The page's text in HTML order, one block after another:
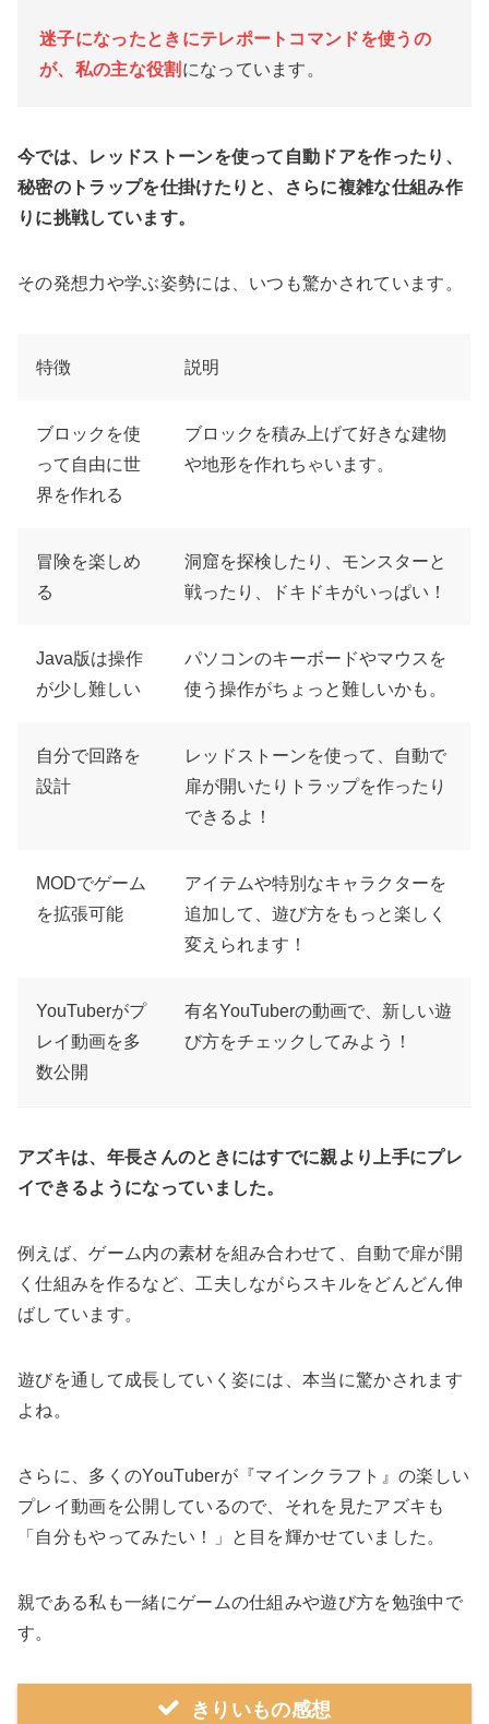
迷子になったときにテレポートコマンドを使うの
が、私の主な役割 になっています。
今では、レッドストーンを使って自動ドアを作ったり、
秘密のトラップを仕掛けたりと、さらに複雑な仕組み作
りに挑戦しています。
その発想力や学ぶ姿勢には、いつも驚かされています。
特徴 説明
ブロックを使
って自由に世
界を作れる
ブロックを積み上げて好きな建物
や地形を作れちゃいます。
冒険を楽しめ
る
洞窟を探検したり、モンスターと
戦ったり、ドキドキがいっぱい！
Java版は操作
が少し難しい
パソコンのキーボードやマウスを
使う操作がちょっと難しいかも。
自分で回路を
設計
レッドストーンを使って、自動で
扉が開いたりトラップを作ったり
できるよ！
MODでゲーム
を拡張可能
アイテムや特別なキャラクターを
追加して、遊び方をもっと楽しく
変えられます！
YouTuberがプ
レイ動画を多
数公開
有名YouTuberの動画で、新しい遊
び方をチェックしてみよう！
アズキは、年長さんのときにはすでに親より上手にプレ
イできるようになっていました。
例えば、ゲーム内の素材を組み合わせて、自動で扉が開
く仕組みを作るなど、工夫しながらスキルをどんどん伸
ばしています。
遊びを通して成長していく姿には、本当に驚かされます
よね。
さらに、多くのYouTuberが『マインクラフト』の楽しい
プレイ動画を公開しているので、それを見たアズキも
「自分もやってみたい！」と目を輝かせていました。
親である私も一緒にゲームの仕組みや遊び方を勉強中で
す。
きりいもの感想